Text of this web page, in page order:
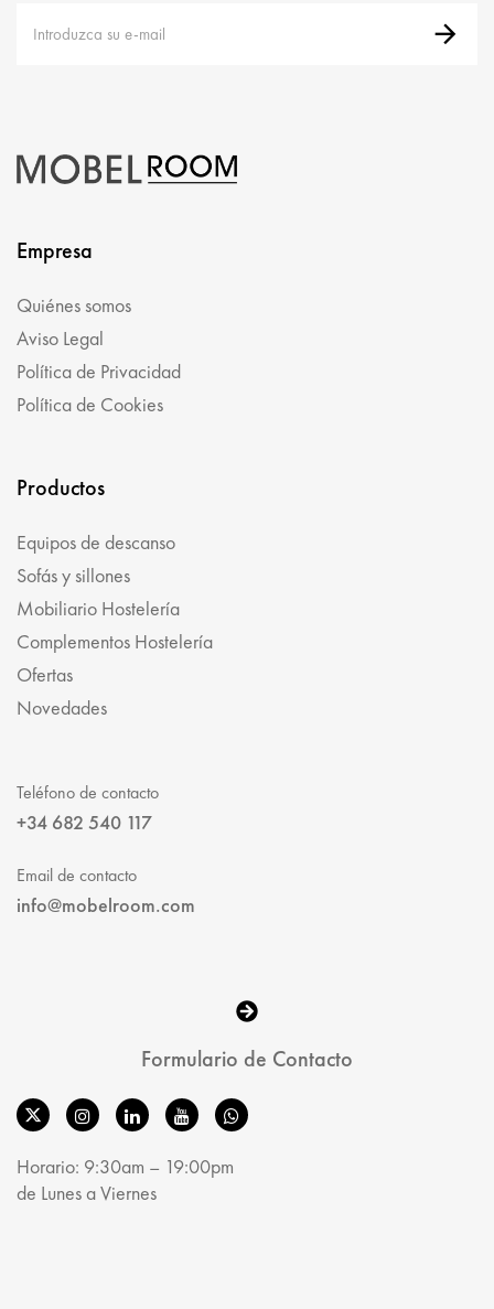
Empresa
Quiénes somos
Aviso Legal
Política de Privacidad
Política de Cookies
Productos
Equipos de descanso
Sofás y sillones
Mobiliario Hostelería
Complementos Hostelería
Ofertas
Novedades
Teléfono de contacto
+34 682 540 117
Email de contacto
info@mobelroom.com
Formulario de Contacto
Horario: 9:30am – 19:00pm
de Lunes a Viernes